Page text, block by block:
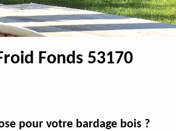
Fonds 53170
pour votre bardage bois ?